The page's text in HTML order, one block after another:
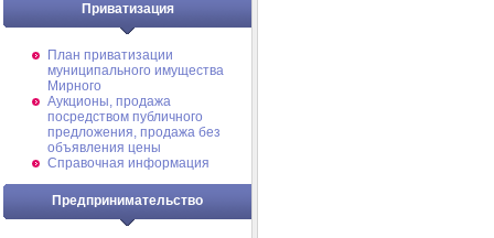
Приватизация
План приватизации
муниципального имущества
Мирного
Аукционы, продажа
посредством публичного
предложения, продажа без
объявления цены
Справочная информация
Предпринимательство